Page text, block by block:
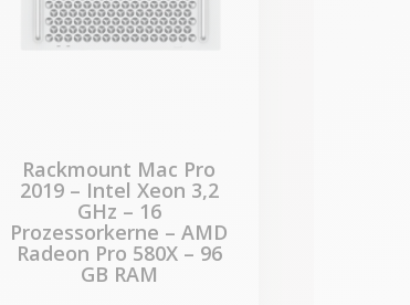
Rackmount Mac Pro
2019 – Intel Xeon 3,2
GHz – 16
Prozessorkerne – AMD
Radeon Pro 580X – 96
GB RAM